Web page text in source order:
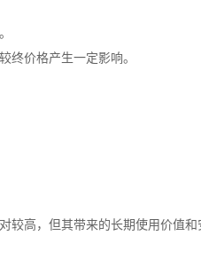
终价格产生一定影响。
高，但其带来的长期使用价值和